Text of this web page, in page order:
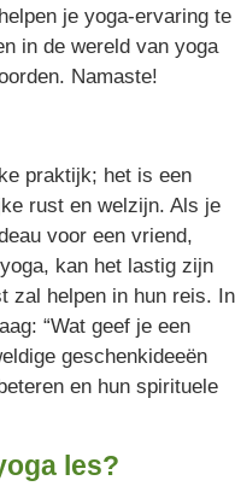
je yoga-ervaring te
in de wereld van yoga
Namaste!
praktijk; het is een
rust en welzijn. Als je
voor een vriend,
kan het lastig zijn
zal helpen in hun reis. In
“Wat geef je een
geschenkideeën
en hun spirituele
les?